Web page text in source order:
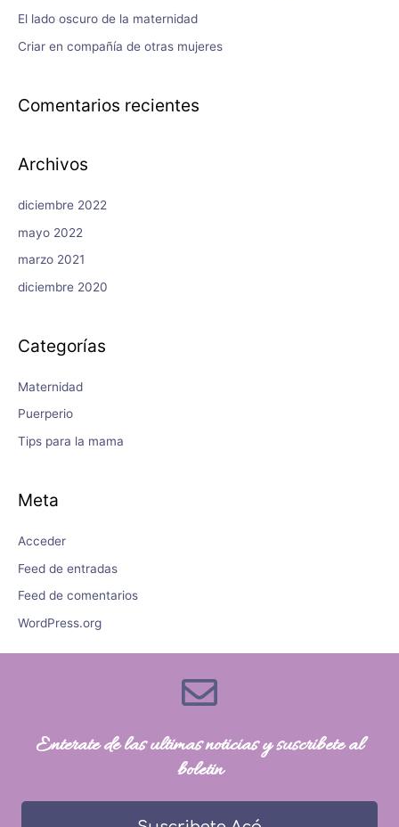
El lado oscuro de la maternidad
Criar en compañía de otras mujeres
Comentarios recientes
Archivos
diciembre 2022
mayo 2022
marzo 2021
diciembre 2020
Categorías
Maternidad
Puerperio
Tips para la mama
Meta
Acceder
Feed de entradas
Feed de comentarios
WordPress.org
Enterate de las ultimas noticias y suscribete al
boletin